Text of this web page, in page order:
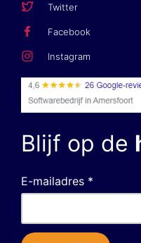
Twitter
Facebook
Instagram
Blijf op de
E-mailadres *